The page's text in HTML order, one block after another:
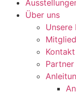
Über uns
Kontakt
Partner